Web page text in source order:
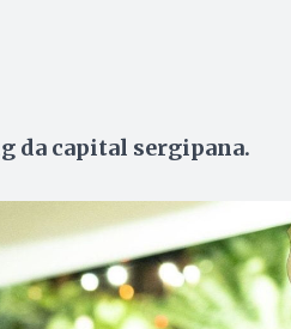
da capital sergipana.